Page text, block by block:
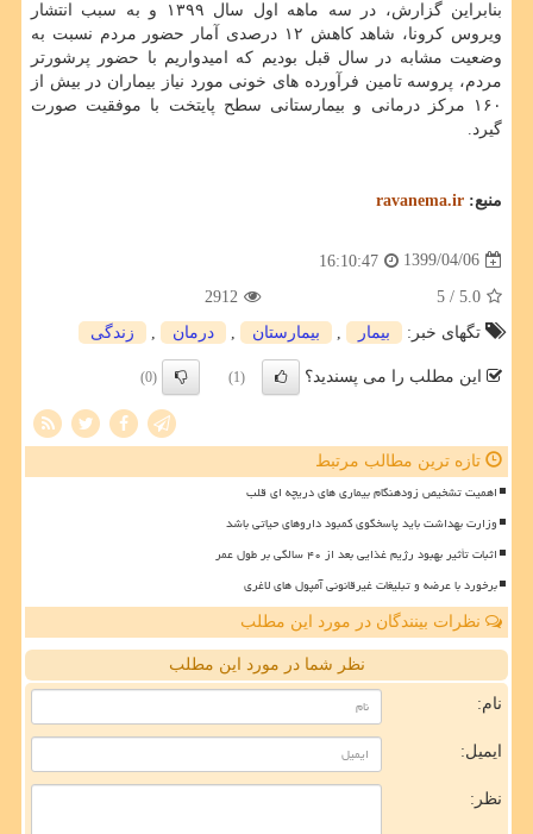
بنابراین گزارش، در سه ماهه اول سال ۱۳۹۹ و به سبب انتشار
ویروس کرونا، شاهد کاهش ۱۲ درصدی آمار حضور مردم نسبت به
وضعیت مشابه در سال قبل بودیم که امیدواریم با حضور پرشورتر
مردم، پروسه تامین فرآورده های خونی مورد نیاز بیماران در بیش از
۱۶۰ مرکز درمانی و بیمارستانی سطح پایتخت با موفقیت صورت
گیرد.
منبع: ravanema.ir
1399/04/06
16:10:47
5.0
/ 5
2912
تگهای خبر:
بیمار بیمارستان درمان زندگی
این مطلب را می پسندید؟ (1)
(0)
تازه ترین مطالب مرتبط
اهمیت تشخیص زودهنگام بیماری های دریچه ای قلب
وزارت بهداشت باید پاسخگوی کمبود داروهای حیاتی باشد
اثبات تأثیر بهبود رژیم غذایی بعد از ۴۰ سالگی بر طول عمر
برخورد با عرضه و تبلیغات غیرقانونی آمپول های لاغری
نظرات بینندگان در مورد این مطلب
نظر شما در مورد این مطلب
نام:
ایمیل:
نظر: